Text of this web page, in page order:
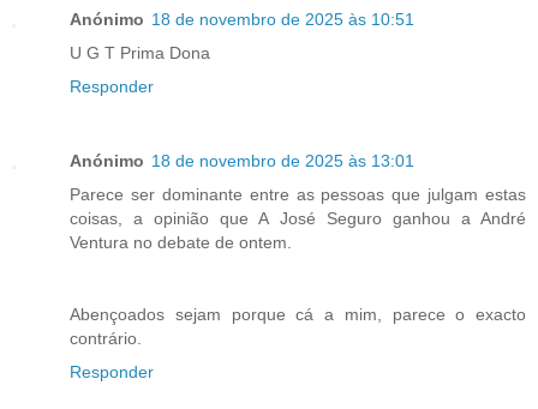
Anónimo 18 de novembro de 2025 às 10:51
U G T Prima Dona
Responder
Anónimo 18 de novembro de 2025 às 13:01
Parece ser dominante entre as pessoas que julgam estas
coisas, a opinião que A José Seguro ganhou a André
Ventura no debate de ontem.
Abençoados sejam porque cá a mim, parece o exacto
contrário.
Responder